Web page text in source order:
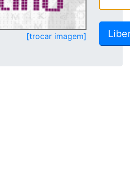
[trocar imagem]